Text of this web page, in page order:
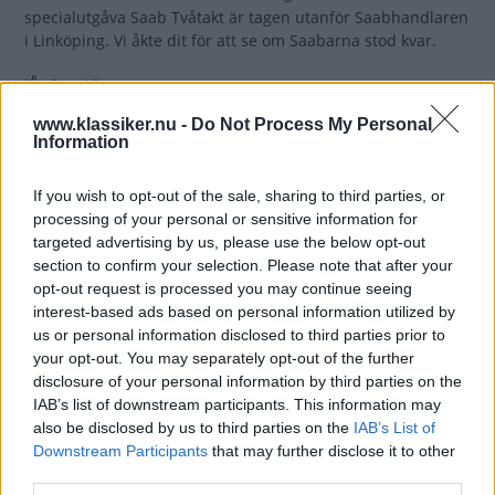
www.klassiker.nu - Do Not Process My Personal
Information
If you wish to opt-out of the sale, sharing to third parties, or
processing of your personal or sensitive information for
targeted advertising by us, please use the below opt-out
section to confirm your selection. Please note that after your
opt-out request is processed you may continue seeing
interest-based ads based on personal information utilized by
us or personal information disclosed to third parties prior to
your opt-out. You may separately opt-out of the further
disclosure of your personal information by third parties on the
IAB’s list of downstream participants. This information may
also be disclosed by us to third parties on the IAB’s List of
Downstream Participants that may further disclose it to other
specialutgåva Saab Tvåtakt är tagen utanför Saabhandlaren
i Linköping. Vi åkte dit för att se om Saabarna stod kvar.
Gasa (4)
Grattis Harald – du har
Årets Klassiker!
REPORTAGE 4 mars 2021 För tionde året i rad har
Klassikerläsarna fått bestämma vilken bil som är Årets
Klassiker. Kampen var länge jämn men Harald Merseburgs
Saab Sport 1964 drog ifrån på slutet. Vi gratulerar honom
och de läsare som röstat och vunnit fantastiska priser!
Gasa (5)
Samlarutgåva: Saab
Tvåtakt!